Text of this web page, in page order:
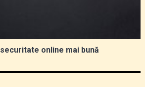
online mai bună